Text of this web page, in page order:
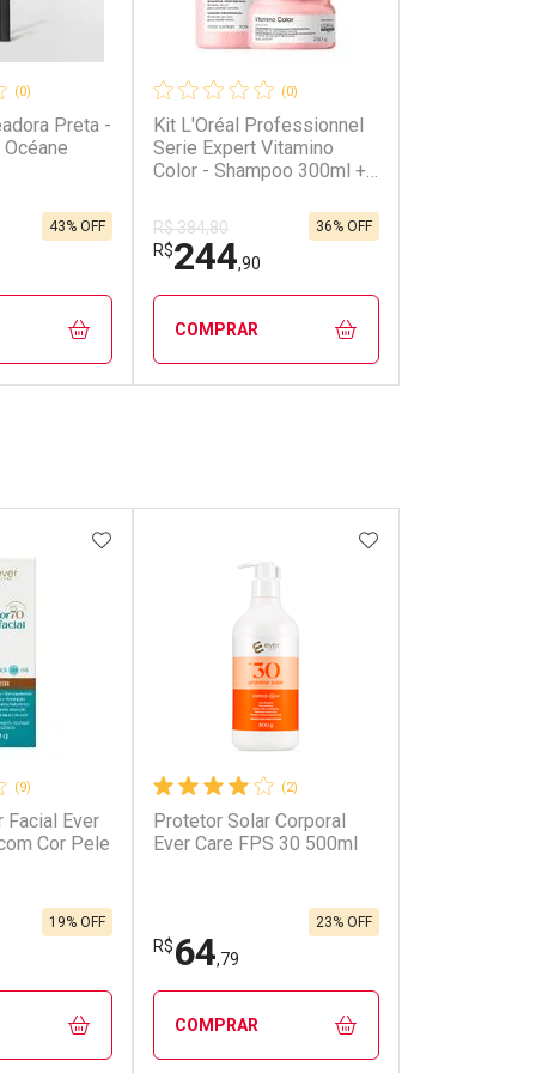
(0)
Preta -
43% OFF
cada
cada
(0)
Kit L'Oréal Professionnel
Serie Expert Vitamino
Color - Shampoo 300ml +
R$ 384,80
R$244,90
36% OFF
COMPRAR
Ativar Desconto
Por R$ 244,90/cada
Por R$ 244,90/cada
(9)
Facial Ever
Cor Pele
19% OFF
ADICIONAR AOS FAVORITOS
(2)
Protetor Solar Corporal
Ever Care FPS 30 500ml
R$64,79
23% OFF
ADICIONAR AOS
COMPRAR